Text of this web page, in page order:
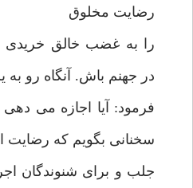
رضایت مخلوق
را به غضب خالق خریدی
در جهنم باش. آنگاه رو به
فرمود: آیا اجازه می دهی
سخنانی بگویم که رضایت
جلب و برای شنوندگان